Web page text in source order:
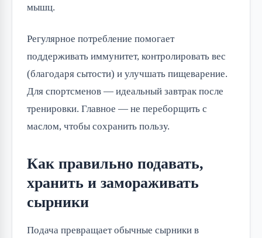
мышц.
Регулярное потребление помогает
поддерживать иммунитет, контролировать вес
(благодаря сытости) и улучшать пищеварение.
Для спортсменов — идеальный завтрак после
тренировки. Главное — не переборщить с
маслом, чтобы сохранить пользу.
Как правильно подавать,
хранить и замораживать
сырники
Подача превращает обычные сырники в